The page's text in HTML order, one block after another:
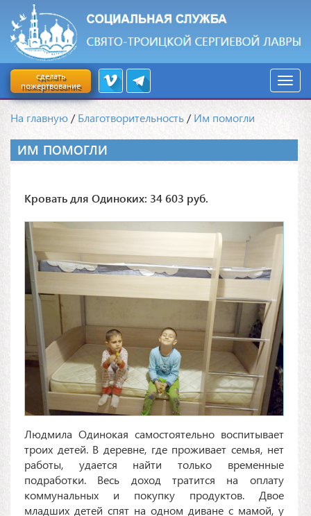
сделать
пожертвование
На главную /Благотворительность /Им помогли
ИМ ПОМОГЛИ
Кровать для Одиноких: 34 603 руб.
Людмила Одинокая самостоятельно воспитывает
троих детей. В деревне, где проживает семья, нет
работы, удается найти только временные
подработки. Весь доход тратится на оплату
коммунальных и покупку продуктов. Двое
младших детей спят на одном диване с мамой, у